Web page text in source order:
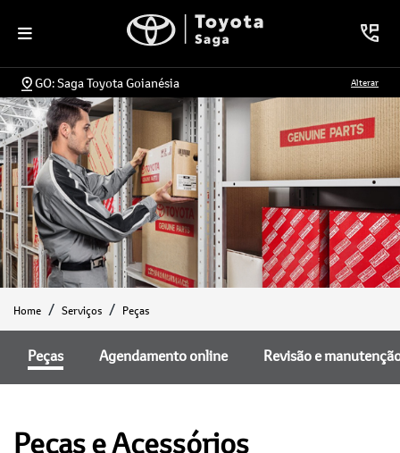
GO: Saga Toyota Goianésia Alterar
Home Serviços Peças
Agendamento online Revisão e
Peças
Peças e Acessórios